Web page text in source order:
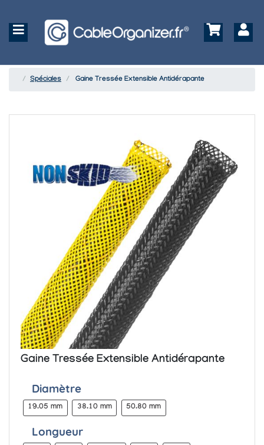
Spéciales Gaine Tressée Extensible Antidérapante
Gaine Tressée Extensible Antidérapante
Diamètre
19.05 mm 38.10 mm 50.80 mm
Longueur